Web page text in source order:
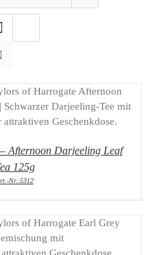
Afternoon Darjeeling Leaf
125g
Nr.:5312